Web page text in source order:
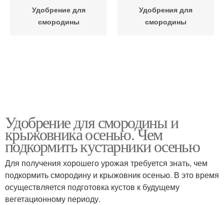
Удобрение для
смородины
Удобрения для
смородины
Удобрение для смородины и
крыжовника осенью. Чем
подкормить кустарники осенью
Для получения хорошего урожая требуется знать, чем
подкормить смородину и крыжовник осенью. В это время
осуществляется подготовка кустов к будущему
вегетационному периоду.